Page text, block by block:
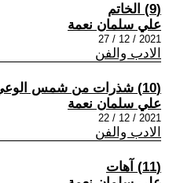
(9) الخاتم
علي سلمان نعمة
2021 / 12 / 27
الادب والفن
(10) شذرات من شمس الوعي
علي سلمان نعمة
2021 / 12 / 22
الادب والفن
(11) آهات